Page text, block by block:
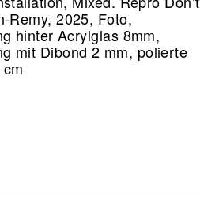
Remy, 2025, Foto,
hinter Acrylglas 8mm,
mit Dibond 2 mm, polierte